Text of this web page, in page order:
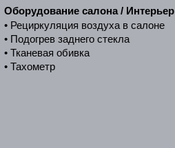
Оборудование салона / Интерьер
• Рециркуляция воздуха в салоне
• Подогрев заднего стекла
• Тканевая обивка
• Тахометр